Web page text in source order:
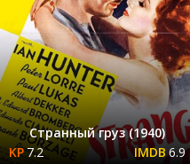
Странный груз (1940)
7.2
6.9